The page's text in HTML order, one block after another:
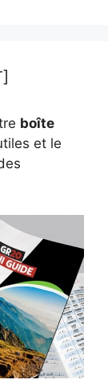
boîte
et le